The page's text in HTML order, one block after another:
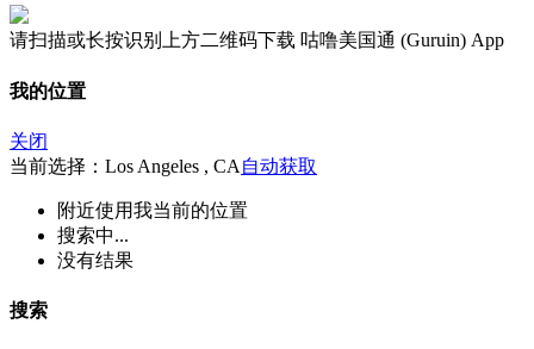
请扫描或长按识别上方二维码下载 咕噜美国通 (Guruin) App
我的位置
关闭
当前选择：Los Angeles , CA 自动获取
附近使用我当前的位置
搜索中...
没有结果
搜索